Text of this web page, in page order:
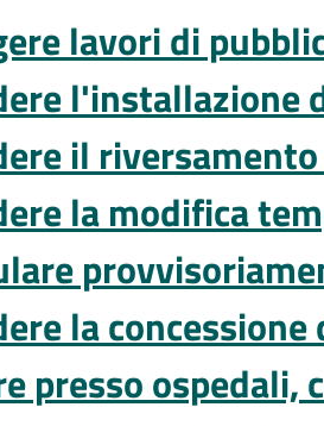
lavori di
l'installazione
il
la modifica
la
presso ospedali,